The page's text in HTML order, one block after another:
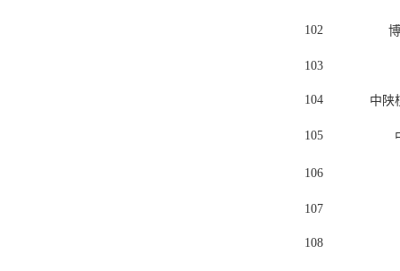
102
103
104 中陕
105
106
107
108